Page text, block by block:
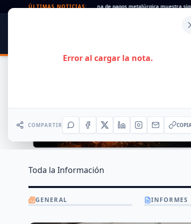
ÚLTIMAS NOTICIAS:
rechazados en alza: la cadena de pagos metalúrgica muestra signos de
Toda la Información
GENERAL INFORMES
Error al cargar la nota.
COMPARTIR